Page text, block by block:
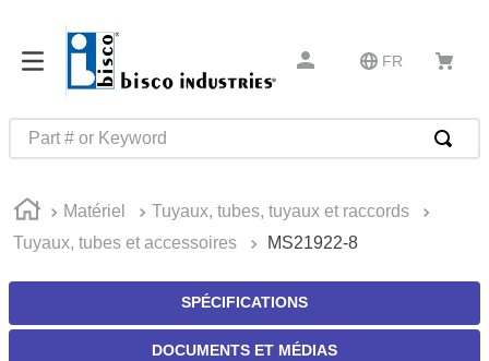
FR
Part # or Keyword
Matériel
Tuyaux, tubes, tuyaux et raccords
Tuyaux, tubes et accessoires
MS21922-8
SPÉCIFICATIONS
DOCUMENTS ET MÉDIAS
1 .
52325
.
hammond
4.
ms21042l5